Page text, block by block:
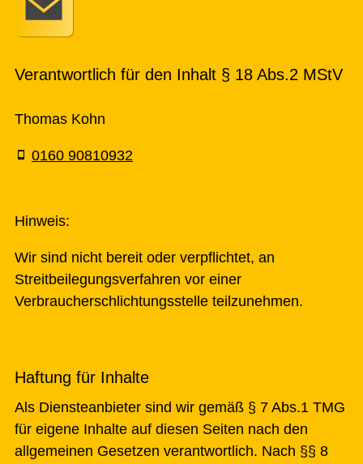
Verantwortlich für den Inhalt § 18 Abs.2 MStV
Thomas Kohn
0160 90810932
Hinweis:
Wir sind nicht bereit oder verpflichtet, an
Streitbeilegungsverfahren vor einer
Verbraucherschlichtungsstelle teilzunehmen.
Haftung für Inhalte
Als Diensteanbieter sind wir gemäß § 7 Abs.1 TMG
für eigene Inhalte auf diesen Seiten nach den
allgemeinen Gesetzen verantwortlich. Nach §§ 8